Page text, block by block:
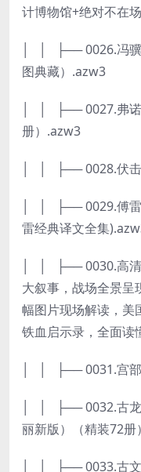
计博物馆+绝对不在
│ │ ├── 0026.冯
图典藏）.azw3
│ │ ├── 0027.弗诺
册）.azw3
│ │ ├── 0028.伏
│ │ ├── 0029.傅雷
雷经典译文全集
│ │ ├── 0030.高清
大叙事，战场全景呈
幅图片现场解读，美
铁血启示录，全面读
│ │ ├── 0031.宫
│ │ ├── 0032.古
丽新版）（精装72册
│ │ ├── 0033.古文